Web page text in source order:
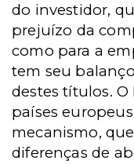
do investidor,
prejuízo da
como para a
tem seu
destes títulos.
países
mecanismo,
diferenças de